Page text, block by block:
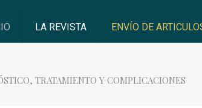
LA REVISTA ENVÍO DE
TRATAMIENTO Y COMPLICACIONES